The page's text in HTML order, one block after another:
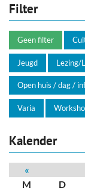
Filter
Geen filter
Jeugd Lezing/
Open huis / dag /
Varia
Kalender
«
M
D